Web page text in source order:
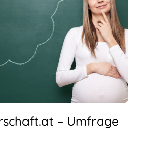
– Umfrage